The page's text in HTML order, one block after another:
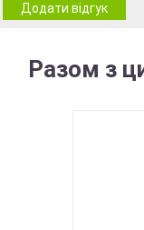
Додати відгук
Разом з